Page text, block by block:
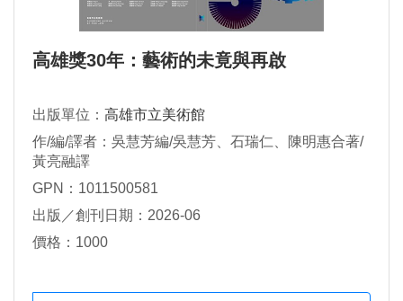
高雄獎30年：藝術的未竟與再啟
出版單位： 高雄市立美術館
作/編/譯者：吳慧芳編/吳慧芳、石瑞仁、陳明惠合著/
黃亮融譯
GPN：1011500581
出版／創刊日期：2026-06
價格：1000